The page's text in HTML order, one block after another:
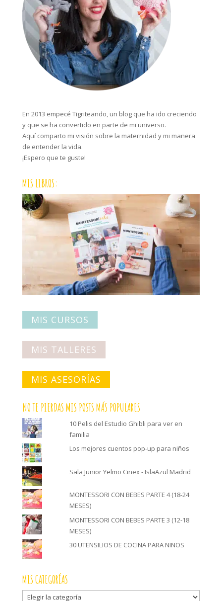
En 2013 empecé Tigriteando, un blog que ha ido creciendo
y que se ha convertido en parte de mi universo.
Aquí comparto mi visión sobre la maternidad y mi manera
de entender la vida.
¡Espero que te guste!
MIS LIBROS:
MIS CURSOS
MIS TALLERES
MIS ASESORÍAS
NO TE PIERDAS MIS POSTS MÁS POPULARES
10 Pelis del Estudio Ghibli para ver en
familia
Los mejores cuentos pop-up para niños
Sala Junior Yelmo Cinex - IslaAzul Madrid
MONTESSORI CON BEBES PARTE 4 (18-24
MESES)
MONTESSORI CON BEBES PARTE 3 (12-18
MESES)
30 UTENSILIOS DE COCINA PARA NINOS
MIS CATEGORÍAS
Mis